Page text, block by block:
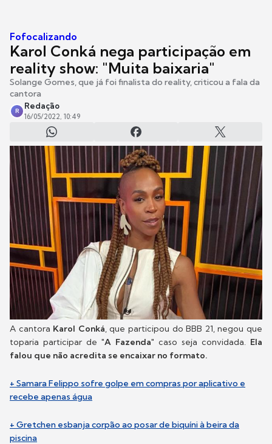
Fofocalizando
Karol Conká nega participação em
reality show: "Muita baixaria"
Solange Gomes, que já foi finalista do reality, criticou a fala da
cantora
R
Redação
16/05/2022, 10:49
A cantora Karol Conká, que participou do BBB 21, negou que
toparia participar de "A Fazenda" caso seja convidada. Ela
falou que não acredita se encaixar no formato.
+ Samara Felippo sofre golpe em compras por aplicativo e
recebe apenas água
+ Gretchen esbanja corpão ao posar de biquíni à beira da
piscina